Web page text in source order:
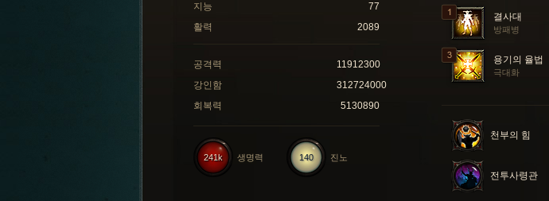
결사대
방패병
용기의 율법
극대화
천부의 힘
전투사령관
지능
77
활력
2089
공격력
11912300
강인함
312724000
회복력
5130890
140 진노
241k 생명력